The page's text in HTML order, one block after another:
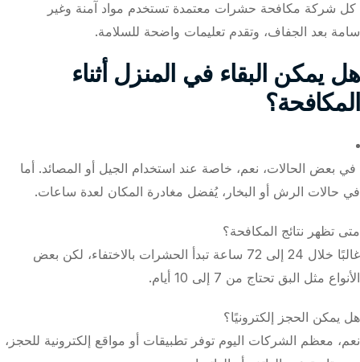
كل شركة مكافحة حشرات معتمدة تستخدم مواد آمنة وغير
سامة بعد الجفاف، وتقدم تعليمات واضحة للسلامة.
هل يمكن البقاء في المنزل أثناء
المكافحة؟
في بعض الحالات، نعم، خاصة عند استخدام الجيل أو المصائد. أما
في حالات الرش أو البخار، يُفضل مغادرة المكان لعدة ساعات.
متى تظهر نتائج المكافحة؟
غالبًا خلال 24 إلى 72 ساعة تبدأ الحشرات بالاختفاء، لكن بعض
الأنواع مثل البق تحتاج من 7 إلى 10 أيام.
هل يمكن الحجز إلكترونيًا؟
نعم، معظم الشركات اليوم توفر تطبيقات أو مواقع إلكترونية للحجز،